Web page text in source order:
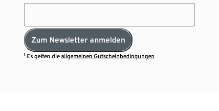
Zum Newsletter anmelden
¹ Es gelten dieallgemeinen Gutscheinbedingungen